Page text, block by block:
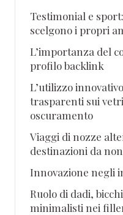
Testimonial e
scelgono i propri
L’importanza del
profilo backlink
L’utilizzo
trasparenti sui
oscuramento
Viaggi di nozze
destinazioni da
Innovazione negli
Ruolo di dadi,
minimalisti nei